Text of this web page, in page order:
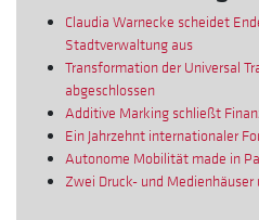
Claudia Warnecke scheidet
Stadtverwaltung aus
Transformation der Universal
abgeschlossen
Additive Marking schließt
Ein Jahrzehnt internationaler
Autonome Mobilität made in
Zwei Druck- und